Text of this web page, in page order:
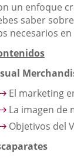
un enfoque
saber
necesarios
El marketing
La imagen de
Objetivos del